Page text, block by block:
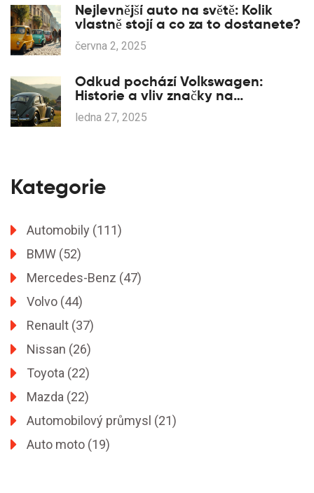
Nejlevnější auto na světě: Kolik
vlastně stojí a co za to dostanete?
června 2, 2025
Odkud pochází Volkswagen:
Historie a vliv značky na
automobilový průmysl
ledna 27, 2025
Kategorie
Automobily (111)
BMW (52)
Mercedes-Benz (47)
Volvo (44)
Renault (37)
Nissan (26)
Toyota (22)
Mazda (22)
Automobilový průmysl (21)
Auto moto (19)